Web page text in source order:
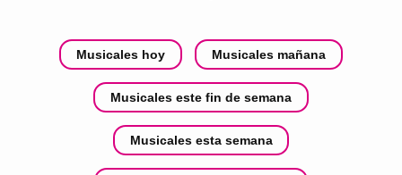
Musicales hoy Musicales mañana
Musicales este fin de semana
Musicales esta semana